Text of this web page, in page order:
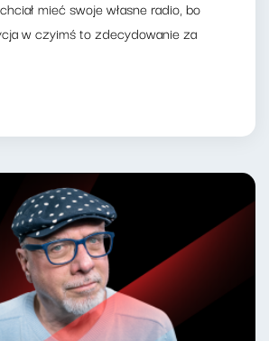
mieć swoje własne radio, bo
w czyimś to zdecydowanie za